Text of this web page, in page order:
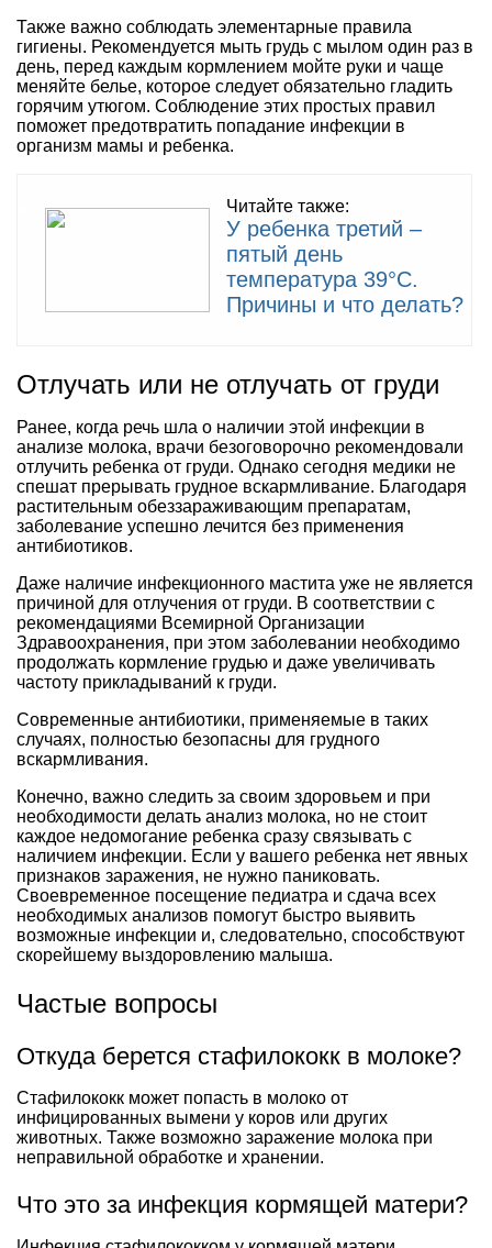
Также важно соблюдать элементарные правила
гигиены. Рекомендуется мыть грудь с мылом один раз в
день, перед каждым кормлением мойте руки и чаще
меняйте белье, которое следует обязательно гладить
горячим утюгом. Соблюдение этих простых правил
поможет предотвратить попадание инфекции в
организм мамы и ребенка.
Читайте также:
У ребенка третий –
пятый день
температура 39°С.
Причины и что делать?
Отлучать или не отлучать от груди
Ранее, когда речь шла о наличии этой инфекции в
анализе молока, врачи безоговорочно рекомендовали
отлучить ребенка от груди. Однако сегодня медики не
спешат прерывать грудное вскармливание. Благодаря
растительным обеззараживающим препаратам,
заболевание успешно лечится без применения
антибиотиков.
Даже наличие инфекционного мастита уже не является
причиной для отлучения от груди. В соответствии с
рекомендациями Всемирной Организации
Здравоохранения, при этом заболевании необходимо
продолжать кормление грудью и даже увеличивать
частоту прикладываний к груди.
Современные антибиотики, применяемые в таких
случаях, полностью безопасны для грудного
вскармливания.
Конечно, важно следить за своим здоровьем и при
необходимости делать анализ молока, но не стоит
каждое недомогание ребенка сразу связывать с
наличием инфекции. Если у вашего ребенка нет явных
признаков заражения, не нужно паниковать.
Своевременное посещение педиатра и сдача всех
необходимых анализов помогут быстро выявить
возможные инфекции и, следовательно, способствуют
скорейшему выздоровлению малыша.
Частые вопросы
Откуда берется стафилококк в молоке?
Стафилококк может попасть в молоко от
инфицированных вымени у коров или других
животных. Также возможно заражение молока при
неправильной обработке и хранении.
Что это за инфекция кормящей матери?